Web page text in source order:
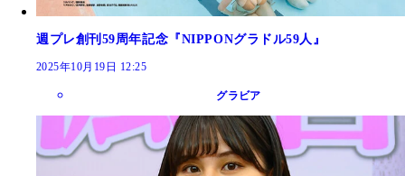
週プレ創刊59周年記念『NIPPONグラドル59人』
2025年10月19日 12:25
グラビア